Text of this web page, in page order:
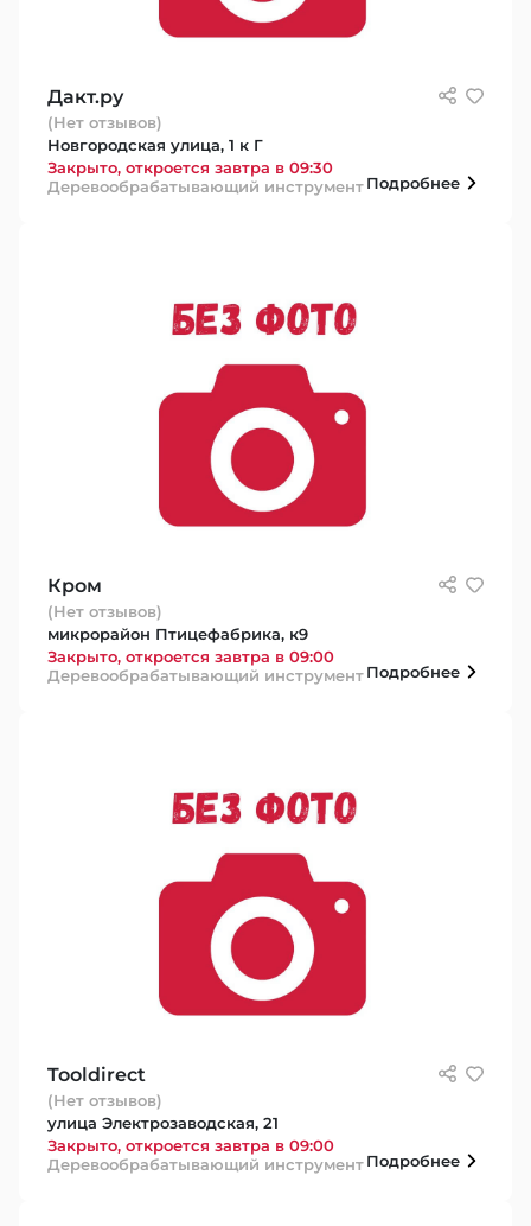
Дакт.ру
(Нет отзывов)
Новгородская улица, 1 к Г
Закрыто, откроется завтра в 09:30
Деревообрабатывающий инструментПодробнее
Кром
(Нет отзывов)
микрорайон Птицефабрика, к9
Закрыто, откроется завтра в 09:00
Деревообрабатывающий инструментПодробнее
Tooldirect
(Нет отзывов)
улица Электрозаводская, 21
Закрыто, откроется завтра в 09:00
Деревообрабатывающий инструментПодробнее